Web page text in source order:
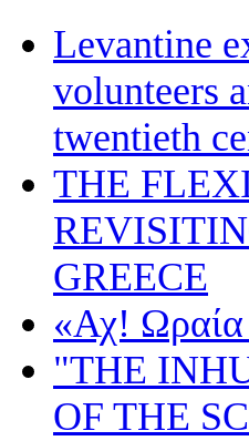
Levantine
volunteers
twentieth
THE
GREECE
«Αχ! Ωραία
"THE
OF THE